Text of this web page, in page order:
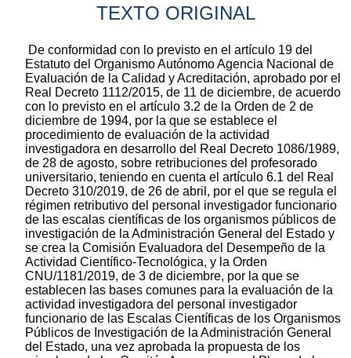
TEXTO ORIGINAL
De conformidad con lo previsto en el artículo 19 del
Estatuto del Organismo Autónomo Agencia Nacional de
Evaluación de la Calidad y Acreditación, aprobado por el
Real Decreto 1112/2015, de 11 de diciembre, de acuerdo
con lo previsto en el artículo 3.2 de la Orden de 2 de
diciembre de 1994, por la que se establece el
procedimiento de evaluación de la actividad
investigadora en desarrollo del Real Decreto 1086/1989,
de 28 de agosto, sobre retribuciones del profesorado
universitario, teniendo en cuenta el artículo 6.1 del Real
Decreto 310/2019, de 26 de abril, por el que se regula el
régimen retributivo del personal investigador funcionario
de las escalas científicas de los organismos públicos de
investigación de la Administración General del Estado y
se crea la Comisión Evaluadora del Desempeño de la
Actividad Científico-Tecnológica, y la Orden
CNU/1181/2019, de 3 de diciembre, por la que se
establecen las bases comunes para la evaluación de la
actividad investigadora del personal investigador
funcionario de las Escalas Científicas de los Organismos
Públicos de Investigación de la Administración General
del Estado, una vez aprobada la propuesta de los